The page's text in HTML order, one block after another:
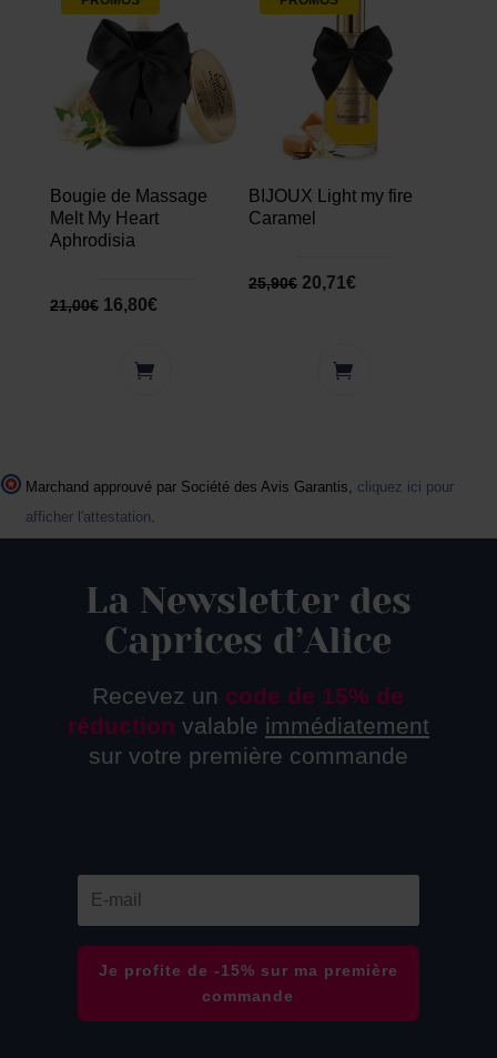
Bougie de Massage
Melt My Heart
Aphrodisia
21,00€ 16,80€
BIJOUX Light my fire
Caramel
25,90€ 20,71€
Marchand approuvé par Société des Avis Garantis, cliquez ici pour
afficher l'attestation.
La Newsletter des
Caprices d’Alice
Recevez un code de 15% de
réduction valable immédiatement
sur votre première commande
Je profite de -15% sur ma première
commande